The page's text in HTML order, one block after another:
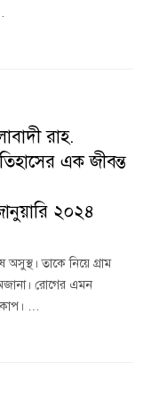
রাহ.
এক জীবন্ত
২০২৪
তাকে নিয়ে গ্রাম
রোগের এমন
…